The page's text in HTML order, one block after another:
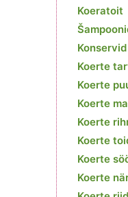
Koeratoit
Koerte
Koerte
Koerte
Koerte
Koerte
Koerte
Koerte